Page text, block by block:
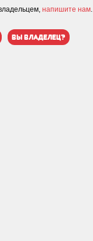
напишите нам.
вы владелец?